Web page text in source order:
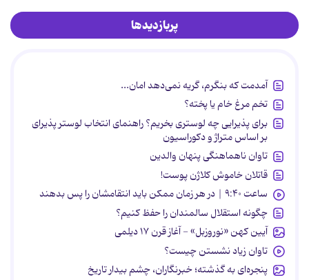
پربازدیدها
آمدمت که بنگرم، گریه نمی‌دهد امان...
تخم مرغ خام یا پخته؟
برای پذیرایی چه لوستری بخریم؟ راهنمای انتخاب لوستر پذیرای
بر اساس متراژ و دکوراسیون
تاوان ناهماهنگی پنهان والدین
قاتلان خاموش کلاژن پوست!
ساعت ۹:۴۰ | در هر زمان ممکن باید انتقامشان را پس بدهند
چگونه استقلال سالمندان را حفظ کنیم؟
آیین کهن «نوروزبل» - آغاز قرن ۱۷ دیلمی
تاوان زیاد نشستن چیست؟
پنجره‌ای به گذشته؛ خبرنگاران، چشم بیدار تاریخ